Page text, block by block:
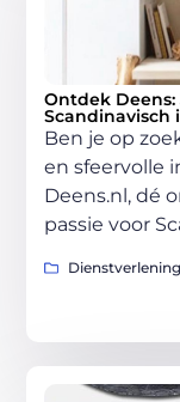
Ontdek
Scandinavisch
Ben je op
en sfeervolle
Deens.nl, dé
passie voor
Dienstverlening